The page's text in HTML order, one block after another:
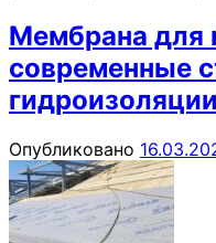
Мембрана для
современные
Опубликовано